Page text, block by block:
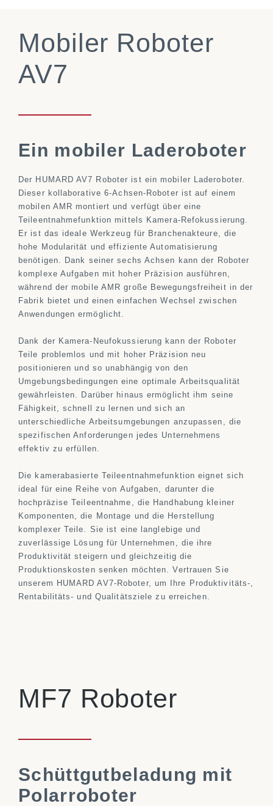
Mobiler Roboter
AV7
Ein mobiler Laderoboter
Der HUMARD AV7 Roboter ist ein mobiler Laderoboter.
Dieser kollaborative 6-Achsen-Roboter ist auf einem
mobilen AMR montiert und verfügt über eine
Teileentnahmefunktion mittels Kamera-Refokussierung.
Er ist das ideale Werkzeug für Branchenakteure, die
hohe Modularität und effiziente Automatisierung
benötigen. Dank seiner sechs Achsen kann der Roboter
komplexe Aufgaben mit hoher Präzision ausführen,
während der mobile AMR große Bewegungsfreiheit in der
Fabrik bietet und einen einfachen Wechsel zwischen
Anwendungen ermöglicht.
Dank der Kamera-Neufokussierung kann der Roboter
Teile problemlos und mit hoher Präzision neu
positionieren und so unabhängig von den
Umgebungsbedingungen eine optimale Arbeitsqualität
gewährleisten. Darüber hinaus ermöglicht ihm seine
Fähigkeit, schnell zu lernen und sich an
unterschiedliche Arbeitsumgebungen anzupassen, die
spezifischen Anforderungen jedes Unternehmens
effektiv zu erfüllen.
Die kamerabasierte Teileentnahmefunktion eignet sich
ideal für eine Reihe von Aufgaben, darunter die
hochpräzise Teileentnahme, die Handhabung kleiner
Komponenten, die Montage und die Herstellung
komplexer Teile. Sie ist eine langlebige und
zuverlässige Lösung für Unternehmen, die ihre
Produktivität steigern und gleichzeitig die
Produktionskosten senken möchten. Vertrauen Sie
unserem HUMARD AV7-Roboter, um Ihre Produktivitäts-,
Rentabilitäts- und Qualitätsziele zu erreichen.
MF7 Roboter
Schüttgutbeladung mit
Polarroboter